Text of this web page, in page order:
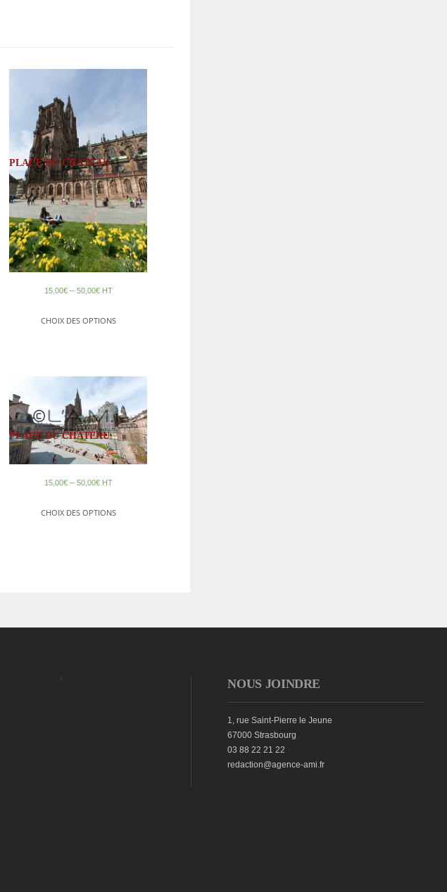
PLACE DU CHATEAU
15,00€– 50,00€ HT
CHOIX DES OPTIONS
PLACE DU CHATEAU
15,00€– 50,00€ HT
CHOIX DES OPTIONS
NOUS JOINDRE
1, rue Saint-Pierre le Jeune
67000 Strasbourg
03 88 22 21 22
redaction@agence-ami.fr